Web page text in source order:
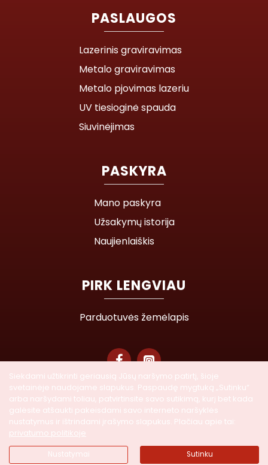
Siekdami užtikrinti geriausią Jūsų naršymo patirtį, šioje
svetainėje naudojame slapukus. Paspaudę mygtuką „Sutinku“
arba naršydami toliau, patvirtinsite savo sutikimą, kurį bet kada
galėsite atšaukti pakeisdami savo interneto naršyklės
nustatymus ir ištrindami įrašymo slapukus. Plačiau apie tai:
privatumo politikoje
Nustatymai Sutinku
PASLAUGOS
Lazerinis graviravimas
Metalo graviravimas
Metalo pjovimas lazeriu
UV tiesioginė spauda
Siuvinėjimas
PASKYRA
Mano paskyra
Užsakymų istorija
Naujienlaiškis
PIRK LENGVIAU
Parduotuvės žemėlapis
© 2026 Lasegra UAB. Visos teisės saugomos